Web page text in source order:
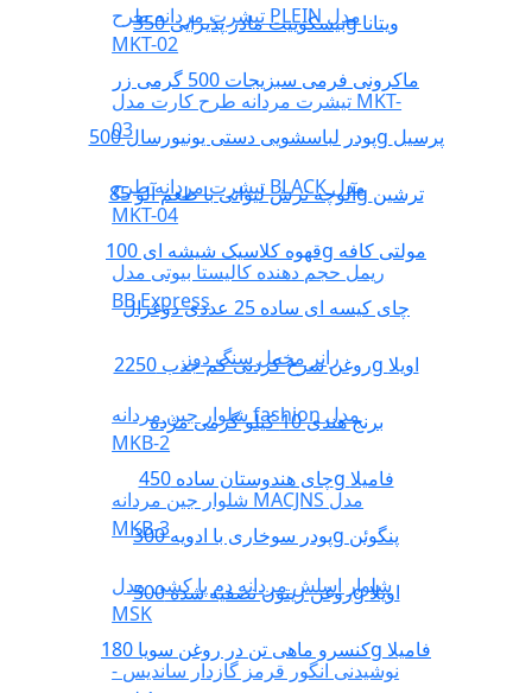
تیشرت مردانه طرح PLEIN مدل
MKT-02
تیشرت مردانه طرح کارت مدل MKT-
03
تیشرت مردانه طرح BLACK مدل
MKT-04
ریمل حجم دهنده کالیستا بیوتی مدل
BB Express
رانر مخمل سنگ دوز
شلوار جین مردانه fashion مدل
MKB-2
شلوار جین مردانه MACJNS مدل
MKB-3
شلوار اسلش مردانه دم پا کشی مدل
MSK
نوشیدنی انگور قرمز گازدار ساندیس -
بیسکوییت مادر پذیرایی 350g ویتانا
ماکرونی فرمی سبزیجات 500 گرمی زر
پودر لباسشویی دستی یونیورسال 500g پرسیل
آلوچه ترش لیوانی با طعم آلو 85g ترشین
قهوه کلاسیک شیشه ای 100g مولتی کافه
چای کیسه ای ساده 25 عددی دوغزال
روغن سرخ کردنی کم جذب 2250g اویلا
برنج هندی 10 کیلو گرمی مژده
چای هندوستان ساده 450g فامیلا
پودر سوخاری با ادویه 300g پنگوئن
روغن زیتون تصفیه شده 500g اویلا
کنسرو ماهی تن در روغن سویا 180g فامیلا